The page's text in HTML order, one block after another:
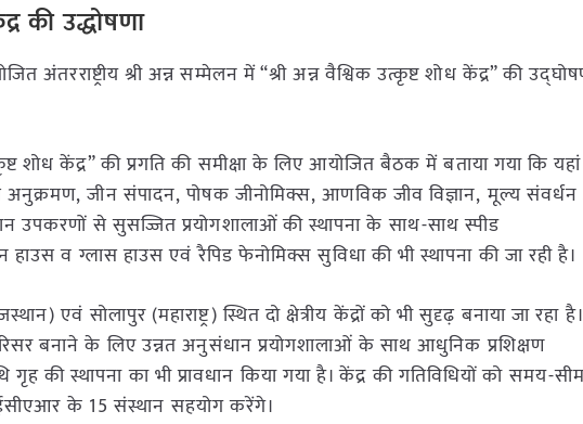
की उद्धोषणा
अंतरराष्ट्रीय श्री अन्न सम्मेलन में “श्री अन्न वैश्विक उत्कृष्ट शोध केंद्र” की
उत्कृष्ट शोध केंद्र” की प्रगति की समीक्षा के लिए आयोजित बैठक में बताया गया कि यहां
अनुक्रमण, जीन संपादन, पोषक जीनोमिक्स, आणविक जीव विज्ञान, मूल्य
उपकरणों से सुसज्जित प्रयोगशालाओं की स्थापना के साथ-साथ स्पीड
हाउस व ग्लास हाउस एवं रैपिड फेनोमिक्स सुविधा की भी स्थापना की जा रही है।
एवं सोलापुर (महाराष्ट्र) स्थित दो क्षेत्रीय केंद्रों को भी सुदृढ़ बनाया जा रहा
बनाने के लिए उन्नत अनुसंधान प्रयोगशालाओं के साथ आधुनिक प्रशिक्षण
गृह की स्थापना का भी प्रावधान किया गया है। केंद्र की गतिविधियों को समय-
के 15 संस्थान सहयोग करेंगे।